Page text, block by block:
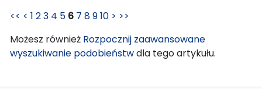
<< < 1 23 4 5 6 7 8910 > >>
Możesz również Rozpocznij zaawansowane
wyszukiwanie podobieństwdla tego artykułu.